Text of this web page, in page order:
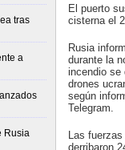
tras
a
Rusia
El puerto
cisterna el
Rusia
durante la
incendio se
drones
según
Telegram.
Las
derribaron